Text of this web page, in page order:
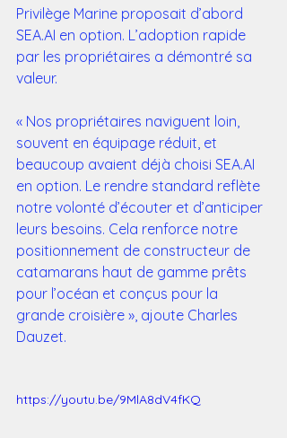
Privilège Marine proposait d’abord
SEA.AI en option. L’adoption rapide
par les propriétaires a démontré sa
valeur.
« Nos propriétaires naviguent loin,
souvent en équipage réduit, et
beaucoup avaient déjà choisi SEA.AI
en option. Le rendre standard reflète
notre volonté d’écouter et d’anticiper
leurs besoins. Cela renforce notre
positionnement de constructeur de
catamarans haut de gamme prêts
pour l’océan et conçus pour la
grande croisière », ajoute Charles
Dauzet.
https://youtu.be/9MlA8dV4fKQ